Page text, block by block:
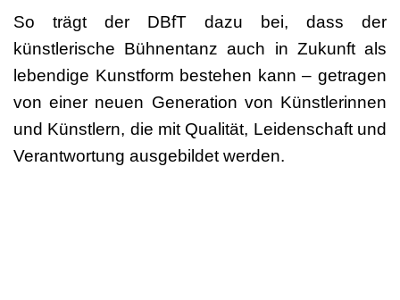
So trägt der DBfT dazu bei, dass der
künstlerische Bühnentanz auch in Zukunft als
lebendige Kunstform bestehen kann – getragen
von einer neuen Generation von Künstlerinnen
und Künstlern, die mit Qualität, Leidenschaft und
Verantwortung ausgebildet werden.